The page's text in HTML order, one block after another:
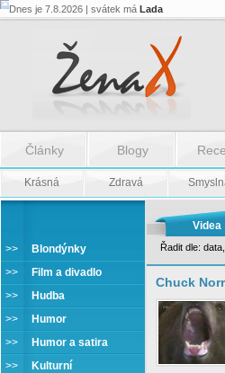
Dnes je 7.8.2026 | svátek má Lada
Články Blogy
Krásná Zdravá
>>
Blondýnky
>>
Film a divadlo
>>
Hudba
>>
Humor
>>
Humor a satira
>>
Kulturní
Videa
Řadit dle: data
Chuck